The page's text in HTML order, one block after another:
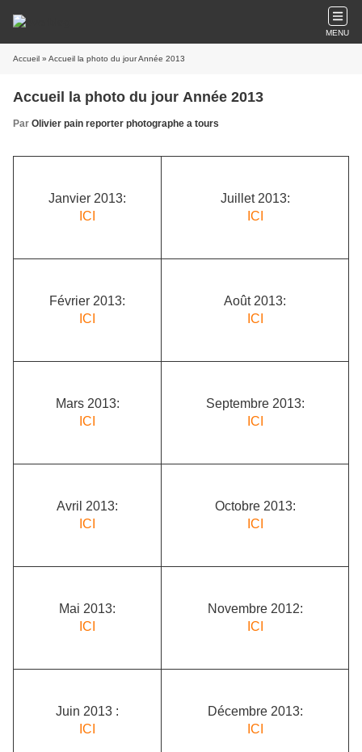
MENU
Accueil » Accueil la photo du jour Année 2013
Accueil la photo du jour Année 2013
Par Olivier pain reporter photographe a tours
Janvier 2013:
ICI
Juillet 2013:
ICI
Février 2013:
ICI
Août 2013:
ICI
Mars 2013:
ICI
Septembre 2013:
ICI
Avril 2013:
ICI
Octobre 2013:
ICI
Mai 2013:
ICI
Novembre 2012:
ICI
Juin 2013 :
ICI
Décembre 2013:
ICI